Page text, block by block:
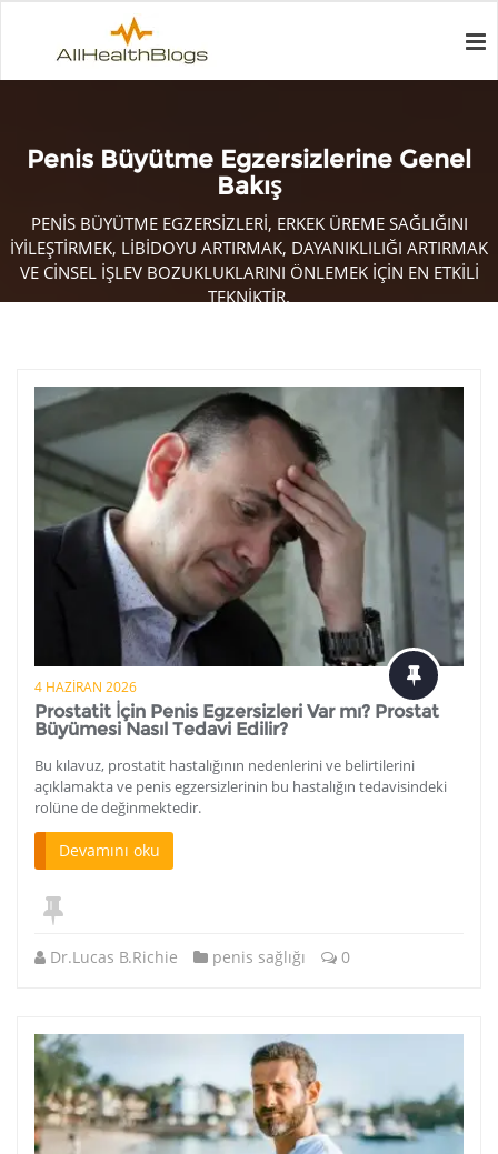
Penis Büyütme Egzersizlerine Genel
Bakış
PENIS BÜYÜTME EGZERSIZLERI, ERKEK ÜREME SAĞLIĞINI
IYILEŞTIRMEK, LIBIDOYU ARTIRMAK, DAYANIKLILIĞI ARTIRMAK
VE CINSEL IŞLEV BOZUKLUKLARINI ÖNLEMEK IÇIN EN ETKILI
TEKNIKTIR.
4 HAZIRAN 2026
Prostatit İçin Penis Egzersizleri Var mı? Prostat
Büyümesi Nasıl Tedavi Edilir?
Bu kılavuz, prostatit hastalığının nedenlerini ve belirtilerini
açıklamakta ve penis egzersizlerinin bu hastalığın tedavisindeki
rolüne de değinmektedir.
Devamını oku
Dr.Lucas B.Richie penis sağlığı 0